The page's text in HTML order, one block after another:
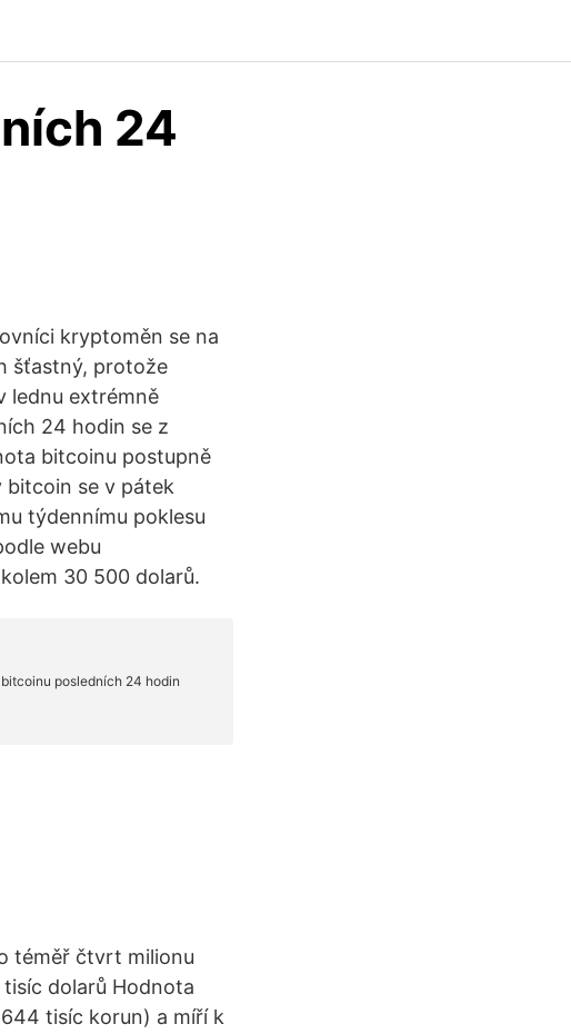
24
kryptoměn se na
šťastný, protože
lednu extrémně
24 hodin se z
bitcoinu postupně
bitcoin se v pátek
týdennímu poklesu
webu
30 500 dolarů.
téměř čtvrt milionu
dolarů Hodnota
tisíc korun) a míří k